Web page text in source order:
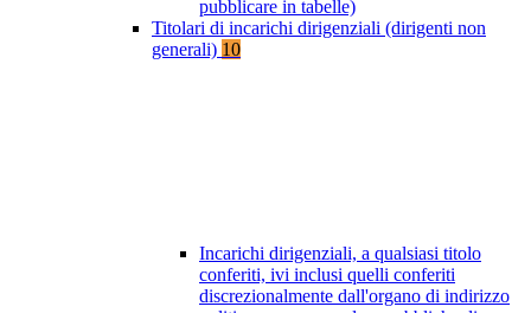
pubblicare in tabelle)
Titolari di incarichi dirigenziali (dirigenti non
generali) 10
Incarichi dirigenziali, a qualsiasi titolo
conferiti, ivi inclusi quelli conferiti
discrezionalmente dall'organo di indirizzo